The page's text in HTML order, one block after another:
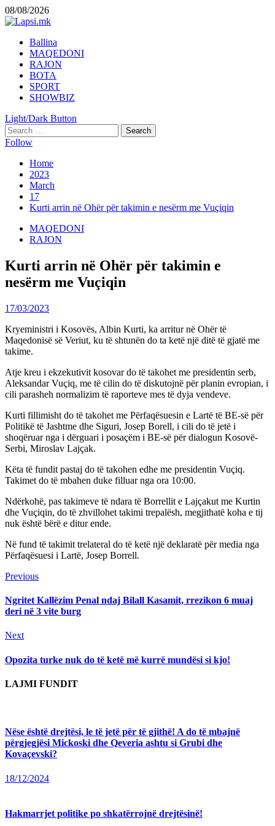
Skip
to
08/08/2026
Primary
Menu
Ballina
MAQEDONI
RAJON
BOTA
SPORT
SHOWBIZ
Light/Dark Button
Search
for:
Follow
Home
2023
March
17
Kurti arrin në Ohër për takimin e nesërm me Vuçiqin
MAQEDONI
RAJON
Kurti arrin në Ohër për takimin e
nesërm me Vuçiqin
17/03/2023
Kryeministri i Kosovës, Albin Kurti, ka arritur në Ohër të
Maqedonisë së Veriut, ku të shtunën do ta ketë një ditë të gjatë me
takime.
Atje kreu i ekzekutivit kosovar do të takohet me presidentin serb,
Aleksandar Vuçiq, me të cilin do të diskutojnë për planin evropian, i
cili parasheh normalizim të raporteve mes të dyja vendeve.
Kurti fillimisht do të takohet me Përfaqësuesin e Lartë të BE-së për
Politikë të Jashtme dhe Siguri, Josep Borell, i cili do të jetë i
shoqëruar nga i dërguari i posaçëm i BE-së për dialogun Kosovë-
Serbi, Miroslav Lajçak.
Këta të fundit pastaj do të takohen edhe me presidentin Vuçiq.
Takimet do të mbahen duke filluar nga ora 10:00.
Ndërkohë, pas takimeve të ndara të Borrellit e Lajçakut me Kurtin
dhe Vuçiqin, do të zhvillohet takimi trepalësh, megjithatë koha e tij
nuk është bërë e ditur ende.
Në fund të takimit trelateral do të ketë një deklaratë për media nga
Përfaqësuesi i Lartë, Josep Borrell.
Continue
Reading
PreviousPrevious
Ngritet Kallëzim Penal ndaj Bilall Kasamit, rrezikon 6 muaj
deri në 3 vite burg
NextNext
Opozita turke nuk do të ketë më kurrë mundësi si kjo!
LAJMI FUNDIT
Nëse është drejtësi, le të jetë për të gjithë! A do të mbajnë
përgjegjësi Mickoski dhe Qeveria ashtu si Grubi dhe
Kovaçevski?
18/12/2024
Hakmarrjet politike po shkatërrojnë drejtësinë!